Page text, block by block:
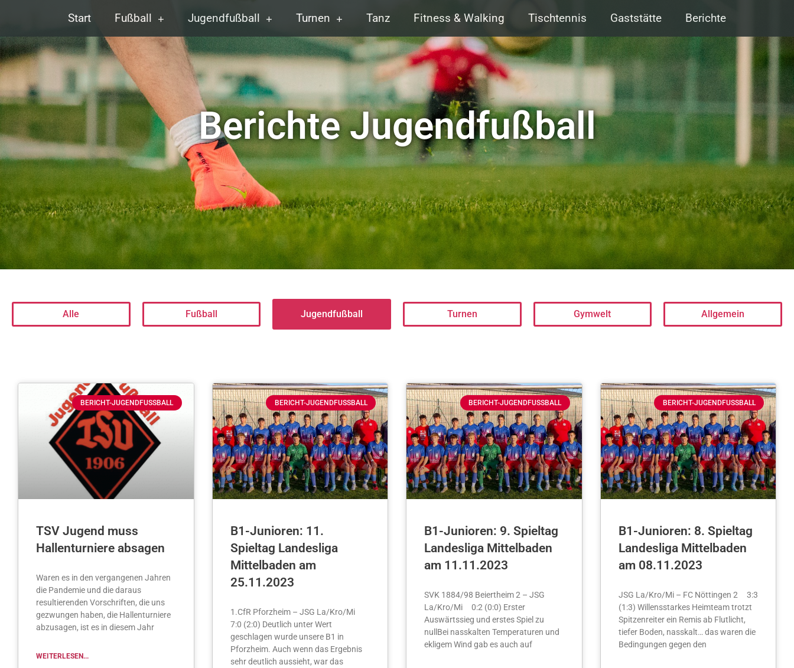
Start Fußball Jugendfußball Turnen Tanz Fitness & Walking Tischtennis Gaststätte Berichte
Berichte Jugendfußball
Alle Fußball Jugendfußball Turnen Gymwelt Allgemein
BERICHT-JUGENDFUSSBALL
TSV Jugend muss
Hallenturniere absagen
Waren es in den vergangenen Jahren
die Pandemie und die daraus
resultierenden Vorschriften, die uns
gezwungen haben, die Hallenturniere
abzusagen, ist es in diesem Jahr
WEITERLESEN...
BERICHT-JUGENDFUSSBALL
B1-Junioren: 11.
Spieltag Landesliga
Mittelbaden am
25.11.2023
1.CfR Pforzheim – JSG La/Kro/Mi
7:0 (2:0) Deutlich unter Wert
geschlagen wurde unsere B1 in
Pforzheim. Auch wenn das Ergebnis
sehr deutlich aussieht, war das
BERICHT-JUGENDFUSSBALL
B1-Junioren: 9. Spieltag
Landesliga Mittelbaden
am 11.11.2023
SVK 1884/98 Beiertheim 2 – JSG
La/Kro/Mi 0:2 (0:0) Erster
Auswärtssieg und erstes Spiel zu
nullBei nasskalten Temperaturen und
ekligem Wind gab es auch auf
BERICHT-JUGENDFUSSBALL
B1-Junioren: 8. Spieltag
Landesliga Mittelbaden
am 08.11.2023
JSG La/Kro/Mi – FC Nöttingen 2 3:3
(1:3) Willensstarkes Heimteam trotzt
Spitzenreiter ein Remis ab Flutlicht,
tiefer Boden, nasskalt… das waren die
Bedingungen gegen den